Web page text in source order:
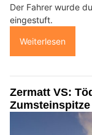
Der Fahrer wurde
eingestuft.
Weiterlesen
Zermatt VS: